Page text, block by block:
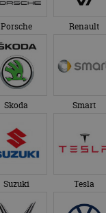
Porsche Renault
Skoda Smart
Suzuki Tesla